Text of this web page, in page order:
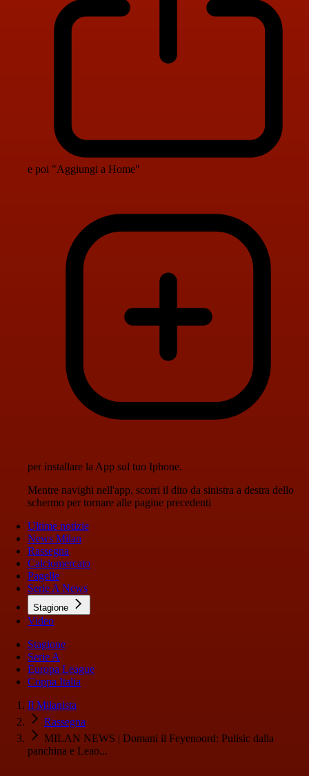
e poi "Aggiungi a Home"
per installare la App sul tuo Iphone.
Mentre navighi nell'app, scorri il dito da sinistra a destra dello
schermo per tornare alle pagine precedenti
Ultime notizie
News Milan
Rassegna
Calciomercato
Pagelle
Serie A News
Stagione
Video
Stagione
Serie A
Europa League
Coppa Italia
Il Milanista
Rassegna
MILAN NEWS | Domani il Feyenoord: Pulisic dalla
panchina e Leao...